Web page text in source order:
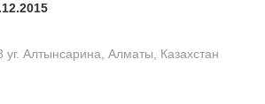
Алтынсарина, Алматы, Казахстан